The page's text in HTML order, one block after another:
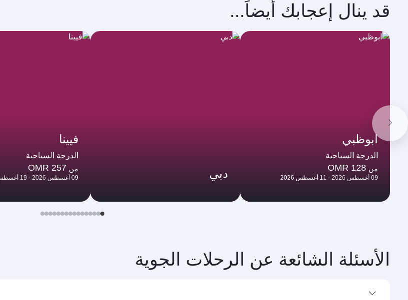
قد ينال إعجابك أيضاً...
ابوظبي
الدرجة السياحية
من OMR 128
09 أغسطس 2026 - 11 أغسطس 2026 دبي
فيينا
الدرجة السياحية
من OMR 257
09 أغسطس 2026 - 19 أغسطس 2026
الأسئلة الشائعة عن الرحلات الجوية